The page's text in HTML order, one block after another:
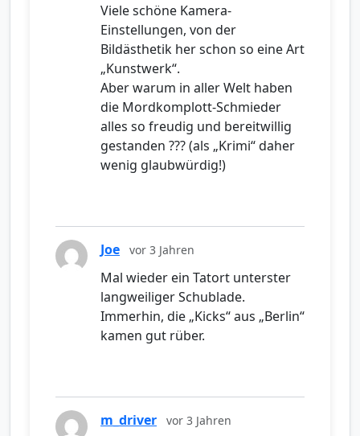
Viele schöne Kamera-
Einstellungen, von der
Bildästhetik her schon so eine Art
„Kunstwerk“.
Aber warum in aller Welt haben
die Mordkomplott-Schmieder
alles so freudig und bereitwillig
gestanden ??? (als „Krimi“ daher
wenig glaubwürdig!)
Joe vor 3 Jahren
Mal wieder ein Tatort unterster
langweiliger Schublade.
Immerhin, die „Kicks“ aus „Berlin“
kamen gut rüber.
m_driver vor 3 Jahren